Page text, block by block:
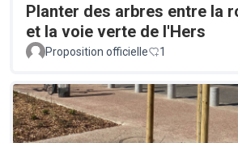
Planter des arbres entre la
et la voie verte de l'Hers
Proposition officielle 1